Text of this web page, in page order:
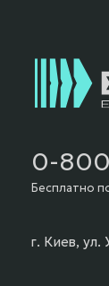
0-
Бесплатно
г. Киев, ул.